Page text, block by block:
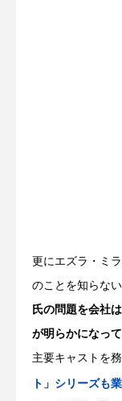
更にエズラ・ミ
のことを知らな
氏の問題を会社
が明らかになって
主要キャストを
ト」シリーズも